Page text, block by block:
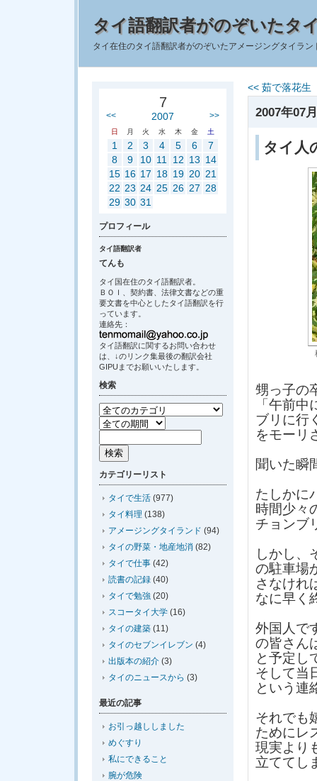
タイ語翻訳者がのぞいたタ
タイ在住のタイ語翻訳者がのぞいたアメージングタイラ
<< 茹で落花生
2007年07
タイ人
甥っ子の
「午前
ブリに行
をモーリ
聞いた瞬
たしかに
時間少々
チョンブ
しかし、
の駐車場
さなけれ
なに早く
外国人で
の皆さん
と予定し
そして当
という連
それでも
ためにレ
現実より
立ててし
7
<< 2007 >>
日 月 火 水 木 金 土
1 2 3 4 5 6
7
8
9 10 11 12 13 14
15 16 17 18 19 20 21
22 23 24 25 26 27 28
29 30 31
プロフィール
タイ語翻訳者
てんも
タイ国在住のタイ語翻訳者。
ＢＯＩ、契約書、法律文書などの重
要文書を中心としたタイ語翻訳を行
っています。
連絡先：
タイ語翻訳に関するお問い合わせ
は、↓のリンク集最後の翻訳会社
GIPUまでお願いいたします。
検索
カテゴリーリスト
タイで生活 (977)
タイ料理 (138)
アメージングタイランド (94)
タイの野菜・地産地消 (82)
タイで仕事 (42)
読書の記録 (40)
タイで勉強 (20)
スコータイ大学 (16)
タイの建築 (11)
タイのセブンイレブン (4)
出版本の紹介 (3)
タイのニュースから (3)
最近の記事
お引っ越ししました
めぐすり
私にできること
腕が危険